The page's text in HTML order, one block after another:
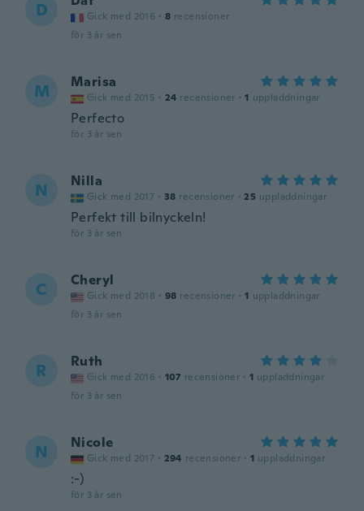
D Gick med 2016 · 8 recensioner
för 3 år sen
M Marisa
Gick med 2015 · 24 recensioner · 1 uppladdningar
Perfecto
för 3 år sen
N Nilla
Gick med 2017 · 38 recensioner · 25 uppladdningar
Perfekt till bilnyckeln!
för 3 år sen
C Cheryl
Gick med 2018 · 98 recensioner · 1 uppladdningar
för 3 år sen
R Ruth
Gick med 2016 · 107 recensioner · 1 uppladdningar
för 3 år sen
N Nicole
Gick med 2017 · 294 recensioner · 1 uppladdningar
:-)
för 3 år sen